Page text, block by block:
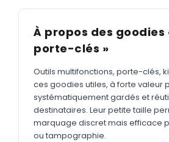
À propos des goodies
porte-clés »
Outils multifonctions, porte-clés,
ces goodies utiles, à forte valeur
systématiquement gardés et
destinataires. Leur petite taille
marquage discret mais efficace
ou tampographie.